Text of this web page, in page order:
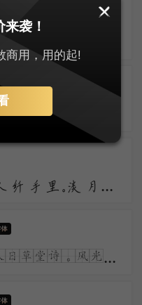
玉房金蕊，宜在玉人纤手里。淡月朦胧，更有微微弄袖风。温香熟美，醉慢云鬟垂两耳。多谢春工，不是花红是玉红。
明月高楼燕市酒，梅花人日草堂诗。风光流转何多态，儿女青红又一时。涧底孤松二千尺，殷勤留看岁寒枝。
袭！
商用，用的起!